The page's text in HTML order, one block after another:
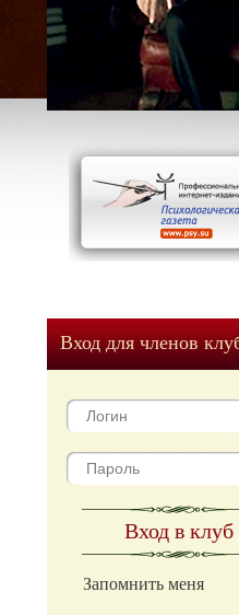
Вход для членов
Вход в клуб
Запомнить меня